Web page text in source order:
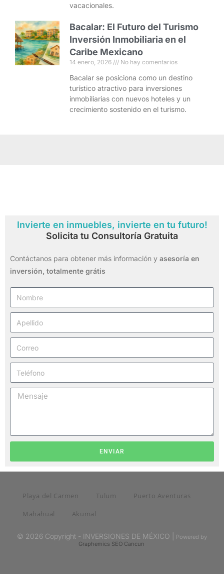
vacacionales.
Bacalar: El Futuro del Turismo
Inversión Inmobiliaria en el
Caribe Mexicano
14 enero, 2026 No hay comentarios
Bacalar se posiciona como un destino
turístico atractivo para inversiones
inmobiliarias con nuevos hoteles y un
crecimiento sostenido en el turismo.
Invierte en inmuebles, invierte en tu futuro!
Solicita tu Consultoría Gratuita
Contáctanos para obtener más información y asesoría en
inversión, totalmente grátis
ENVIAR
Playa del Carmen Tulum
Puerto Aventuras
Mahahual
Akumal
© 2026 Copyright - INVERSIONES DE MÉXICO |
Powered by
Graphemics SEO Cancun